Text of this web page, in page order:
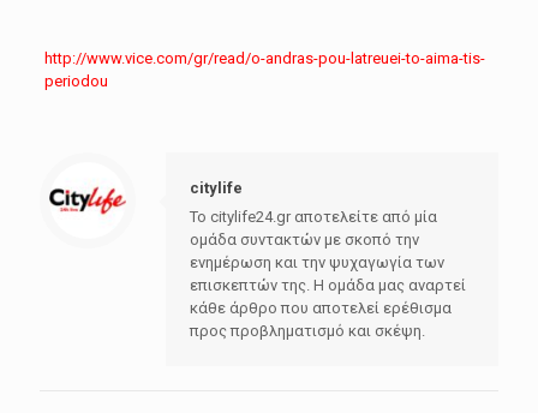
http://www.vice.com/gr/read/o-andras-pou-latreuei-to-aima-tis-
periodou
citylife
Το citylife24.gr αποτελείτε από μία
ομάδα συντακτών με σκοπό την
ενημέρωση και την ψυχαγωγία των
επισκεπτών της. Η ομάδα μας αναρτεί
κάθε άρθρο που αποτελεί ερέθισμα
προς προβληματισμό και σκέψη.